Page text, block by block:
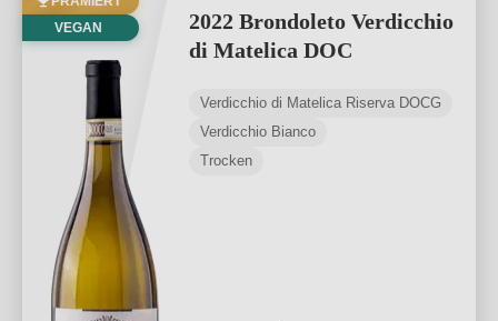
VEGAN
2022 Brondoleto Verdicchio
di Matelica DOC
Verdicchio di Matelica Riserva DOCG
Verdicchio Bianco
Trocken